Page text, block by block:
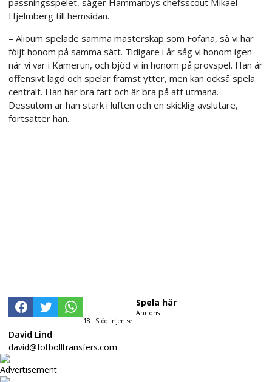
Hjelmberg till hemsidan.
– Alioum spelade samma mästerskap som Fofana, så vi har
följt honom på samma sätt. Tidigare i år såg vi honom igen
när vi var i Kamerun, och bjöd vi in honom på provspel. Han är
offensivt lagd och spelar främst ytter, men kan också spela
centralt. Han har bra fart och är bra på att utmana.
Dessutom är han stark i luften och en skicklig avslutare,
fortsätter han.
18+ Stödlinjen.se
Spela här
Annons
David Lind
david@fotbolltransfers.com